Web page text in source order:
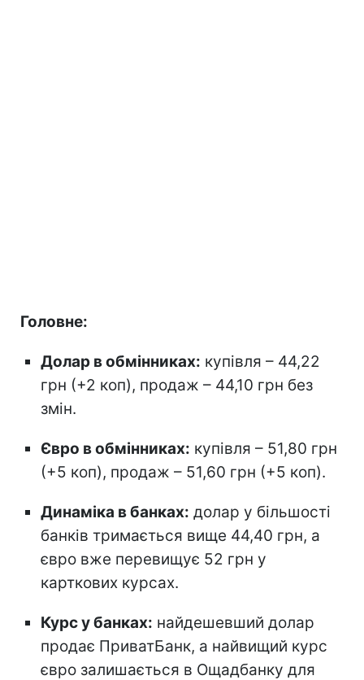
Головне:
Долар в обмінниках: купівля – 44,22
грн (+2 коп), продаж – 44,10 грн без
змін.
Євро в обмінниках: купівля – 51,80 грн
(+5 коп), продаж – 51,60 грн (+5 коп).
Динаміка в банках: долар у більшості
банків тримається вище 44,40 грн, а
євро вже перевищує 52 грн у
карткових курсах.
Курс у банках: найдешевший долар
продає ПриватБанк, а найвищий курс
євро залишається в Ощадбанку для